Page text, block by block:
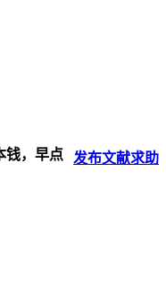
发布文献求助
钱，早点